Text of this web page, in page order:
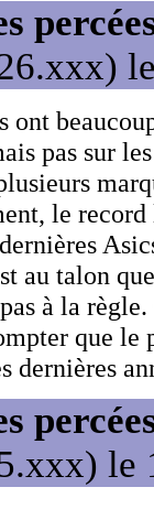
ont
pas sur
le record
au talon
à la
que le
dernières
le